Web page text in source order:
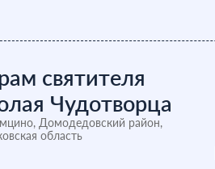
святителя
Чудотворца
Домодедовский район,
область